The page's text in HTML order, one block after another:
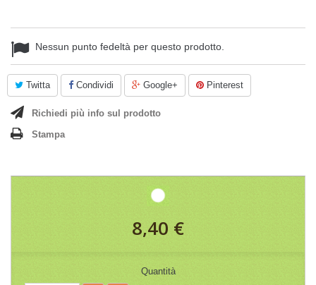
Nessun punto fedeltà per questo prodotto.
Twitta Condividi Google+ Pinterest
Richiedi più info sul prodotto
Stampa
8,40 €
Quantità